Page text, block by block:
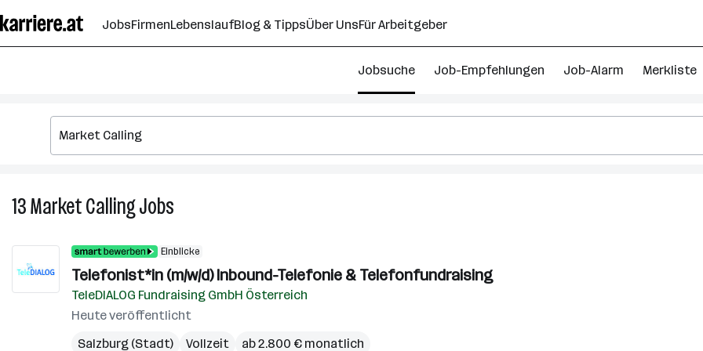
Seiteninhalt
springen
JobsFirmenLebenslaufBlog & TippsÜber UnsFür Arbeitgeber
Jobsuche Job-Empfehlungen Job-Alarm Merkliste
13Market CallingJobs
Jobs
Einblicke
Telefonist*in (m/w/d) Inbound-Telefonie & Telefonfundraising
TeleDIALOG Fundraising GmbH Österreich
Heute veröffentlicht
Salzburg (Stadt)
Vollzeit ab 2.800 € monatlich